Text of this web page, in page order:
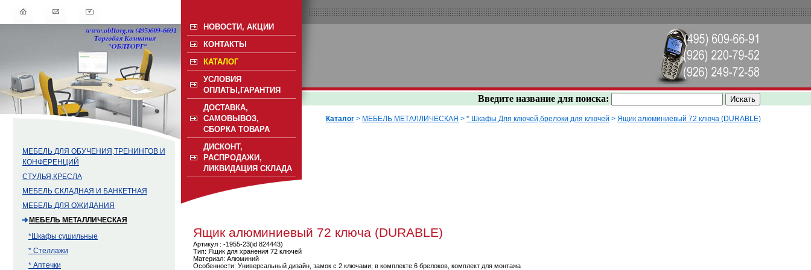
МЕБЕЛЬ ДЛЯ ОБУЧЕНИЯ,ТРЕНИНГОВ И
КОНФЕРЕНЦИЙ
СТУЛЬЯ,КРЕСЛА
МЕБЕЛЬ СКЛАДНАЯ И БАНКЕТНАЯ
МЕБЕЛЬ ДЛЯ ОЖИДАНИЯ
МЕБЕЛЬ МЕТАЛЛИЧЕСКАЯ
*Шкафы сушильные
* Стеллажи
* Аптечки
НОВОСТИ, АКЦИИ
КОНТАКТЫ
КАТАЛОГ
УСЛОВИЯ
ОПЛАТЫ,ГАРАНТИЯ
ДОСТАВКА,
САМОВЫВОЗ,
СБОРКА ТОВАРА
ДИСКОНТ,
РАСПРОДАЖИ,
ЛИКВИДАЦИЯ СКЛАДА
Введите название для поиска:
Каталог > МЕБЕЛЬ МЕТАЛЛИЧЕСКАЯ > * Шкафы Для ключей,брелоки для ключей > Ящик алюминиевый 72 ключа (DURABLE)
Ящик алюминиевый 72 ключа (DURABLE)
Артикул : -1955-23(id 824443)
Тип: Ящик для хранения 72 ключей
Материал: Алюминий
Особенности: Универсальный дизайн, замок с 2 ключами, в комплекте 6 брелоков, комплект для монтажа